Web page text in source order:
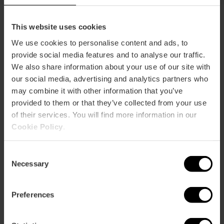
This website uses cookies
We use cookies to personalise content and ads, to
provide social media features and to analyse our traffic.
We also share information about your use of our site with
our social media, advertising and analytics partners who
may combine it with other information that you’ve
provided to them or that they’ve collected from your use
of their services. You will find more information in our
Cookie Policy
Selection
Necessary
Preferences
Acquista la Valencia Tourist Card
Scegli la tua tessera da 24, 48 o 72 ore con
trasporto incluso, o quella da 7 giorni, e goditi tutti i
suoi vantaggi.